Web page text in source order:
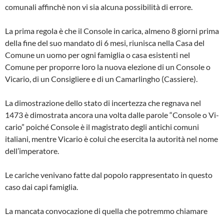
comunali affinchè non vi sia alcuna possi­bilità di errore.
La prima regola è che il Console in cari­ca, almeno 8 giorni prima
della fine del suo mandato di 6 mesi, riunisca nella Casa del
Comune un uomo per ogni famiglia o casa esistenti nel
Comune per proporre loro la nuova elezione di un Console o
Vicario, di un Consigliere e di un Camarlingho (Cas­siere).
La dimostrazione dello stato di incertez­za che regnava nel
1473 è dimostrata an­cora una volta dalle parole “Console o Vi­
cario” poiché Console è il magistrato degli antichi comuni
italiani, mentre Vicario è co­lui che esercita la autorità nel nome
dell’im­peratore.
Le cariche venivano fatte dal popolo rap­presentato in questo
caso dai capi famiglia.
La mancata convocazione di quella che potremmo chiamare